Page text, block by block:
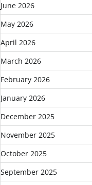
June 2026
May 2026
April 2026
March 2026
February 2026
January 2026
December 2025
November 2025
October 2025
September 2025